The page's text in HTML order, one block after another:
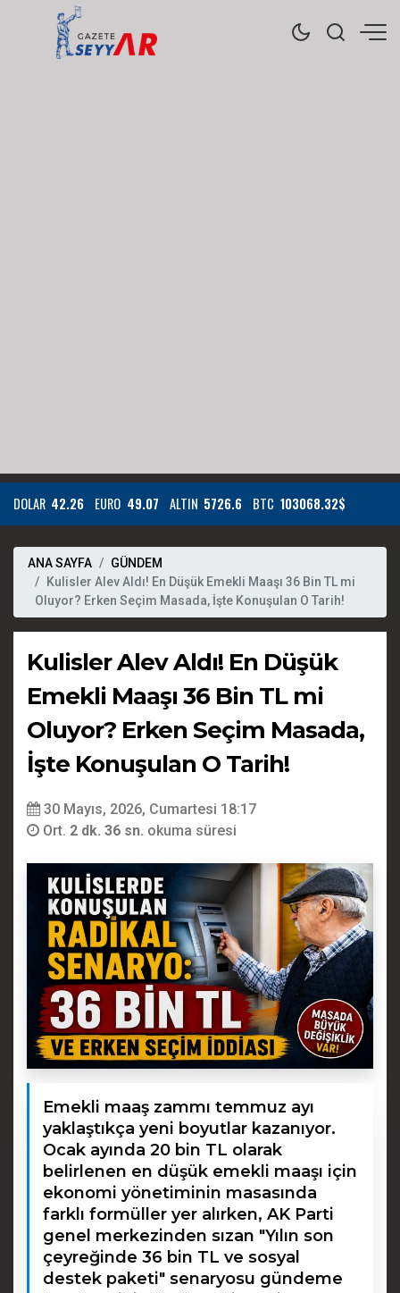
DOLAR 42.26 EURO 49.07 ALTIN 5726.6 BTC 103068.32$
ANA SAYFA
GÜNDEM
Kulisler Alev Aldı! En Düşük Emekli Maaşı 36 Bin TL mi
Oluyor? Erken Seçim Masada, İşte Konuşulan O Tarih!
Kulisler Alev Aldı! En Düşük
Emekli Maaşı 36 Bin TL mi
Oluyor? Erken Seçim Masada,
İşte Konuşulan O Tarih!
30 Mayıs, 2026, Cumartesi 18:17
Ort. 2 dk. 36 sn. okuma süresi
Emekli maaş zammı temmuz ayı
yaklaştıkça yeni boyutlar kazanıyor.
Ocak ayında 20 bin TL olarak
belirlenen en düşük emekli maaşı için
ekonomi yönetiminin masasında
farklı formüller yer alırken, AK Parti
genel merkezinden sızan "Yılın son
çeyreğinde 36 bin TL ve sosyal
destek paketi" senaryosu gündeme